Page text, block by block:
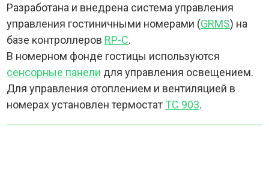
Разработана и внедрена система управления
управления гостиничными номерами (GRMS) на
базе контроллеров RP-C.
В номерном фонде гостицы используются
сенсорные панели для управления освещением.
Для управления отоплением и вентиляцией в
номерах установлен термостат TC 903.